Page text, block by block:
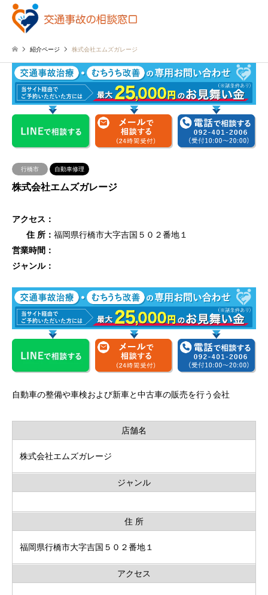
紹介ページ 株式会社エムズガレージ
行橋市 自動車修理
株式会社エムズガレージ
アクセス：
住 所： 福岡県行橋市大字吉国５０２番地１
営業時間：
ジャンル：
自動車の整備や車検および新車と中古車の販売を行う会社
店舗名
株式会社エムズガレージ
ジャンル
住 所
福岡県行橋市大字吉国５０２番地１
アクセス